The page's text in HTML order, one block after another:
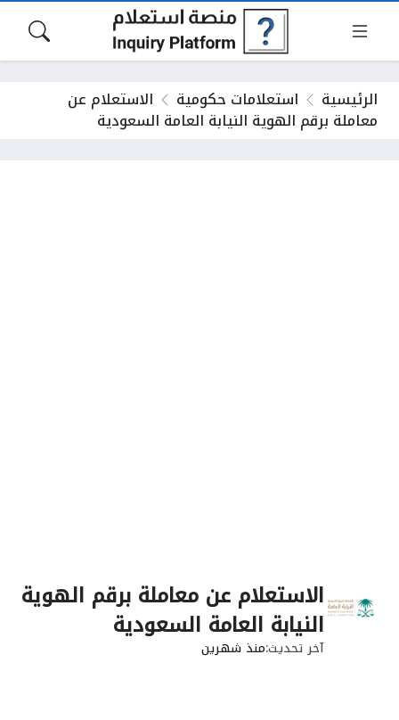
الرئيسية استعلامات حكومية الاستعلام عن
معاملة برقم الهوية النيابة العامة السعودية
الاستعلام عن معاملة برقم الهوية
النيابة العامة السعودية
آخر تحديثمنذ شهرين